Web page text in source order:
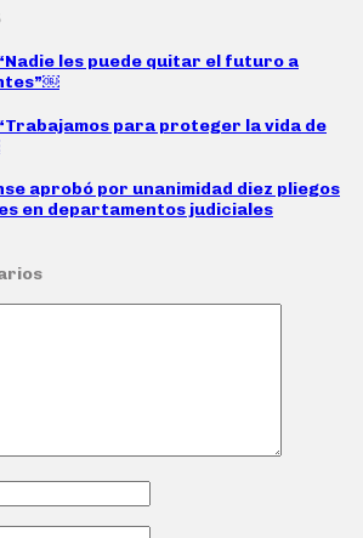
les puede quitar el futuro a
para proteger la vida de
aprobó por unanimidad diez pliegos
en departamentos judiciales